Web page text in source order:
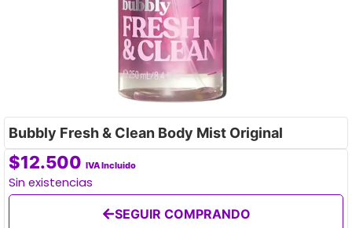
Bubbly Fresh & Clean Body Mist Original
$12.500 IVA Incluido
Sin existencias
SEGUIR COMPRANDO